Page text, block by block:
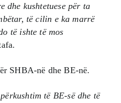
dhe kushtetuese për ta
të cilin e ka marrë
të ishte të mos
SHBA-në dhe BE-në.
të BE-së dhe të